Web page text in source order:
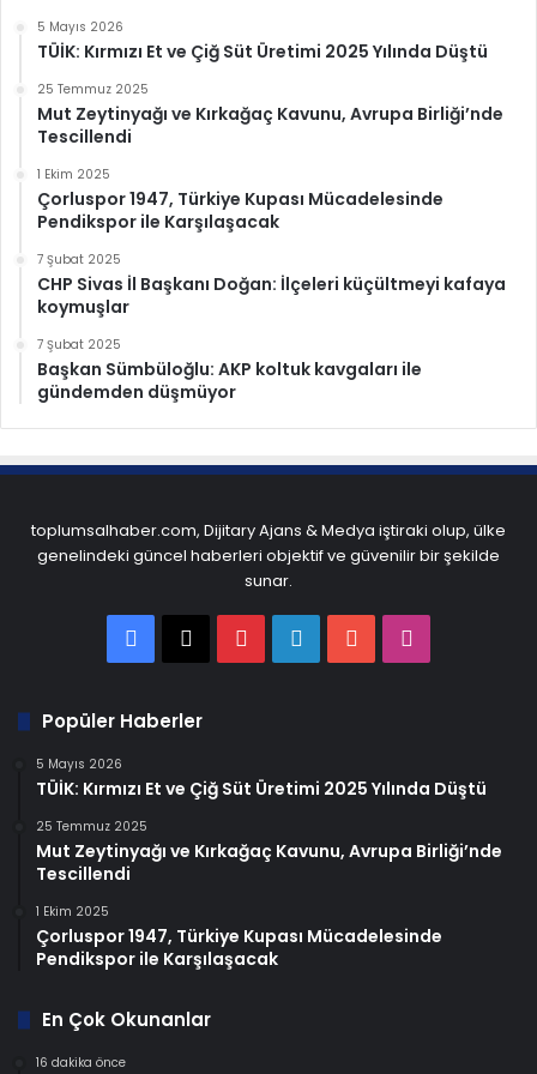
5 Mayıs 2026
TÜİK: Kırmızı Et ve Çiğ Süt Üretimi 2025 Yılında Düştü
25 Temmuz 2025
Mut Zeytinyağı ve Kırkağaç Kavunu, Avrupa Birliği’nde
Tescillendi
1 Ekim 2025
Çorluspor 1947, Türkiye Kupası Mücadelesinde
Pendikspor ile Karşılaşacak
7 Şubat 2025
CHP Sivas İl Başkanı Doğan: İlçeleri küçültmeyi kafaya
koymuşlar
7 Şubat 2025
Başkan Sümbüloğlu: AKP koltuk kavgaları ile
gündemden düşmüyor
toplumsalhaber.com, Dijitary Ajans & Medya iştiraki olup, ülke
genelindeki güncel haberleri objektif ve güvenilir bir şekilde
sunar.
Facebook
X PinterestLinkedInYouTube
Popüler Haberler
5 Mayıs 2026
TÜİK: Kırmızı Et ve Çiğ Süt Üretimi 2025 Yılında Düştü
25 Temmuz 2025
Mut Zeytinyağı ve Kırkağaç Kavunu, Avrupa Birliği’nde
Tescillendi
1 Ekim 2025
Çorluspor 1947, Türkiye Kupası Mücadelesinde
Pendikspor ile Karşılaşacak
En Çok Okunanlar
16 dakika önce